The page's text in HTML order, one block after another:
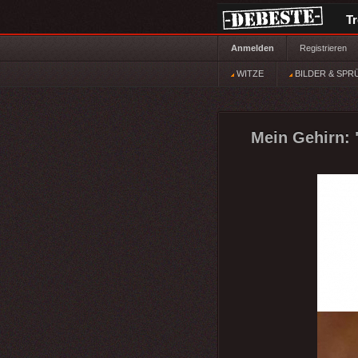
Anmelden Registrieren
WITZE BILDER &
Mein Gehirn: